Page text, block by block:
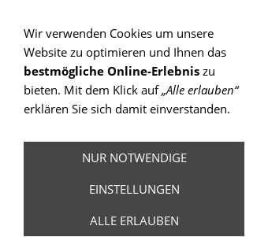
Website, die für mobile Geräte optimiert wurde.
Zur Desktop-Version
Hinweis nicht mehr anzeigen
Ferienhäuser 3
Schlafzimmer
Wir verwenden Cookies um unsere
Website zu optimieren und Ihnen das
bestmögliche Online-Erlebnis zu
bieten. Mit dem Klick auf„Alle erlauben“
erklären Sie sich damit einverstanden.
NUR NOTWENDIGE
EINSTELLUNGEN
ALLE ERLAUBEN